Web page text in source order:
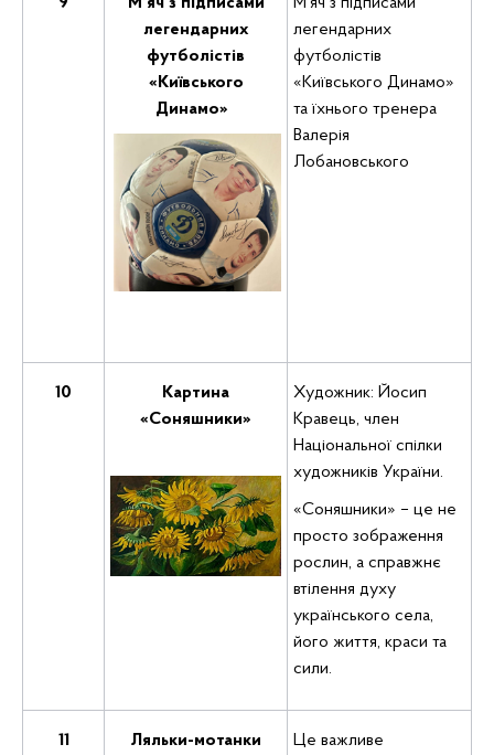
легендарних
футболістів
«Київського
Динамо»
легендарних
футболістів
«Київського Динамо»
та їхнього тренера
Валерія
Лобановського
10
Картина
«Соняшники»
Художник: Йосип
Кравець, член
Національної спілки
художників України.
«Соняшники» – це не
просто зображення
рослин, а справжнє
втілення духу
українського села,
його життя, краси та
сили.
11
Ляльки-мотанки
Це важливе